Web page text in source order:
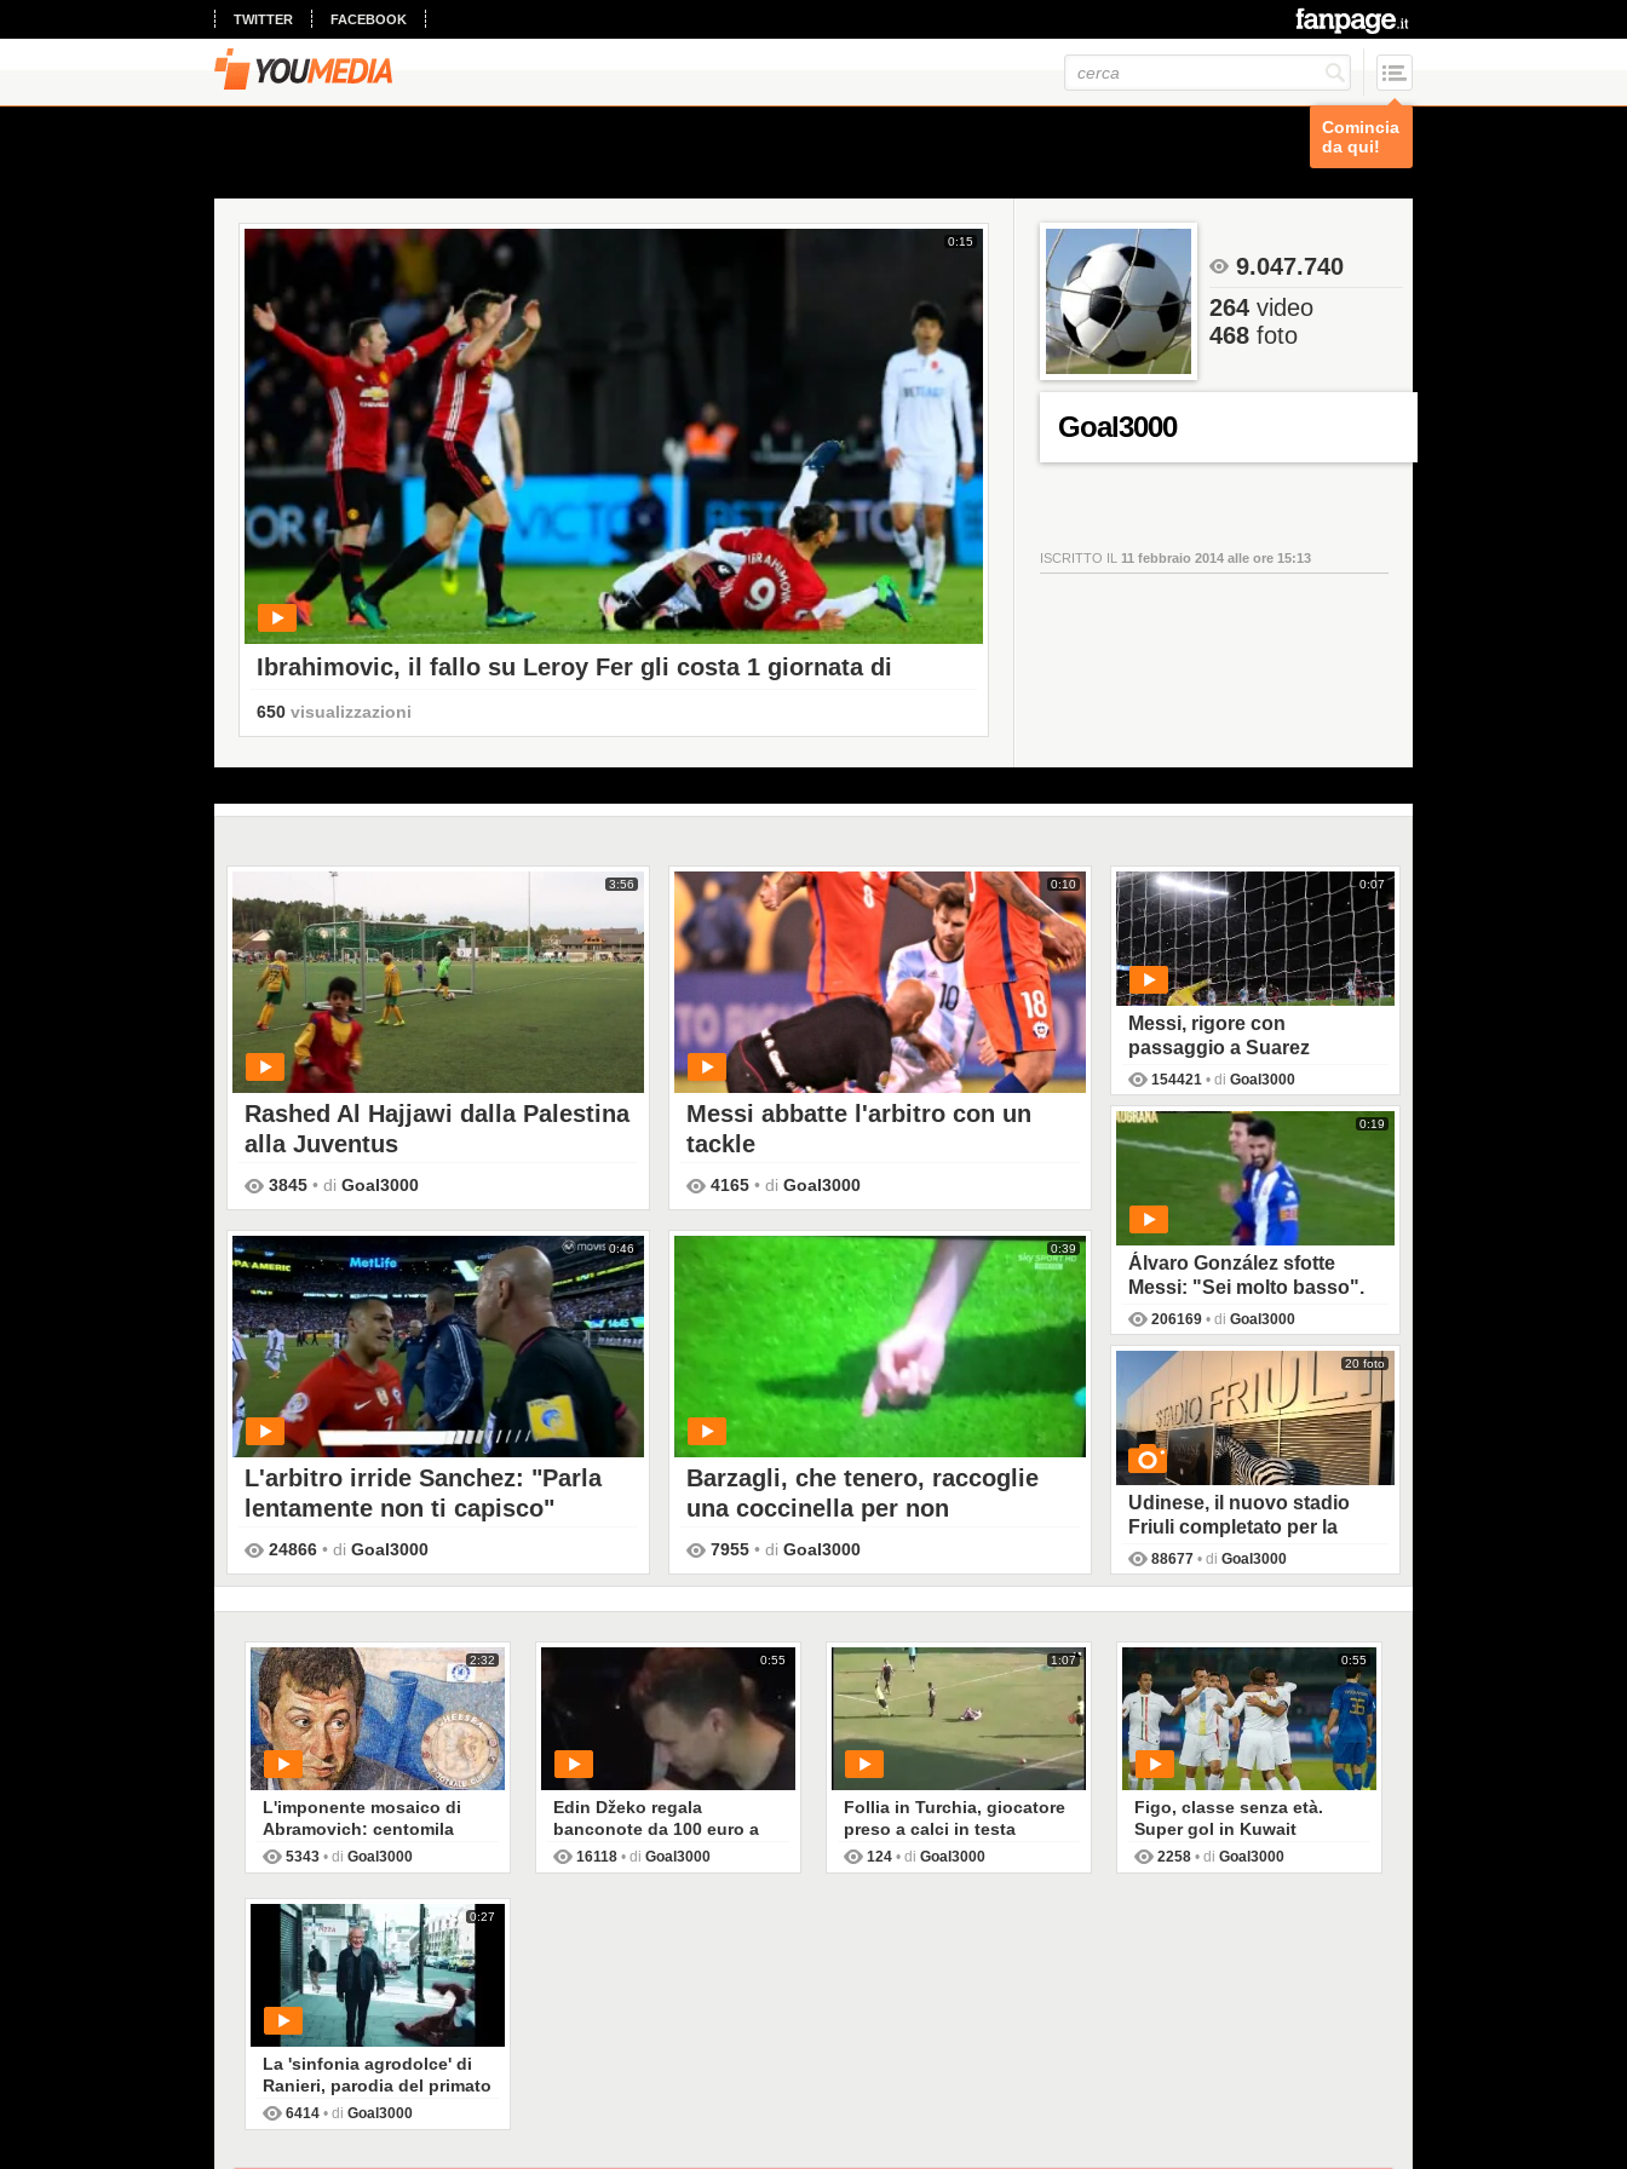
TWITTER FACEBOOK
Comincia
da qui!
0:15
Ibrahimovic, il fallo su Leroy Fer gli costa 1 giornata di
squalifica
650 visualizzazioni
9.047.740
264 video
468 foto
Goal3000
ISCRITTO IL 11 febbraio 2014 alle ore 15:13
3:56
Rashed Al Hajjawi dalla Palestina
alla Juventus
PLAY
3845 • di Goal3000
0:10
Messi abbatte l'arbitro con un
tackle
PLAY
4165 • di Goal3000
0:46
L'arbitro irride Sanchez: "Parla
lentamente non ti capisco"
PLAY
24866 • di Goal3000
0:39
Barzagli, che tenero, raccoglie
una coccinella per non
schiacciarla
PLAY
7955 • di Goal3000
0:07
Messi, rigore con
passaggio a Suarez
154421 • di Goal3000
0:19
Álvaro González sfotte
Messi: "Sei molto basso".
La Pulce: "E tu molto
scarso"
206169 • di Goal3000
20 foto
Udinese, il nuovo stadio
Friuli completato per la
Juventus
88677 • di Goal3000
2:32
L'imponente mosaico di
Abramovich: centomila
pietre per il patron del
Chelsea
PLAY
5343 • di Goal3000
0:55
Edin Džeko regala
banconote da 100 euro a
una band
16118 • di Goal3000
1:07
Follia in Turchia, giocatore
preso a calci in testa
124 • di Goal3000
0:55
Figo, classe senza età.
Super gol in Kuwait
2258 • di Goal3000
0:27
La 'sinfonia agrodolce' di
Ranieri, parodia del primato
6414 • di Goal3000